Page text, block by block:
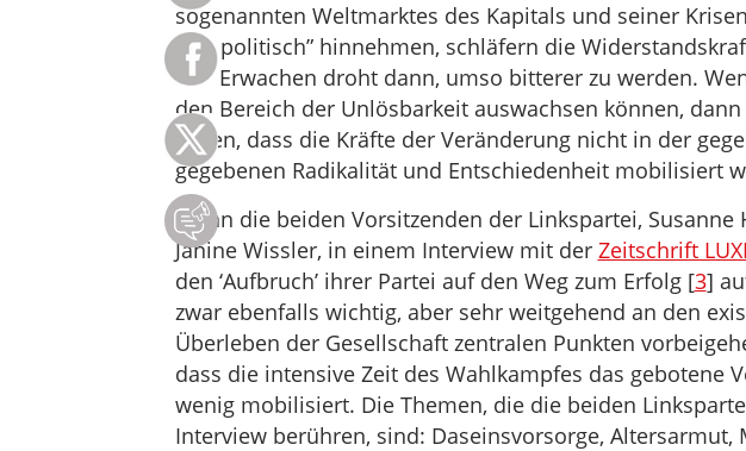
sogenannten Weltmarktes des Kapitals und seiner
“realpolitisch” hinnehmen, schläfern die
Das Erwachen droht dann, umso bitterer zu werden.
den Bereich der Unlösbarkeit auswachsen können,
liegen, dass die Kräfte der Veränderung nicht in der
gegebenen Radikalität und Entschiedenheit mobilisiert
Wenn die beiden Vorsitzenden der Linkspartei, Susanne
Janine Wissler, in einem Interview mit der Zeitschrift
den ‘Aufbruch’ ihrer Partei auf den Weg zum Erfolg [3]
zwar ebenfalls wichtig, aber sehr weitgehend an den
Überleben der Gesellschaft zentralen Punkten
dass die intensive Zeit des Wahlkampfes das gebotene
wenig mobilisiert. Die Themen, die die beiden
Interview berühren, sind: Daseinsvorsorge, Altersarmut,